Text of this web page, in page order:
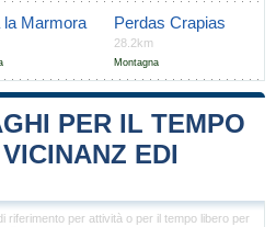
la Marmora Perdas Crapias
28.2km
Montagna
PER IL TEMPO
EDI
riferimento per attività o per il tempo libero per